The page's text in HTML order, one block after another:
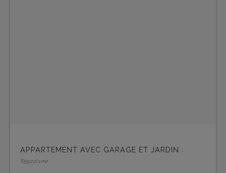
APPARTEMENT AVEC GARAGE ET JARDIN
-
T5922lsmr